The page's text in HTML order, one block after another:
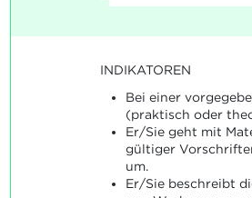
INDIKATOREN
Bei einer
(praktisch oder
Er/Sie geht mit
gültiger
um.
Er/Sie beschreibt